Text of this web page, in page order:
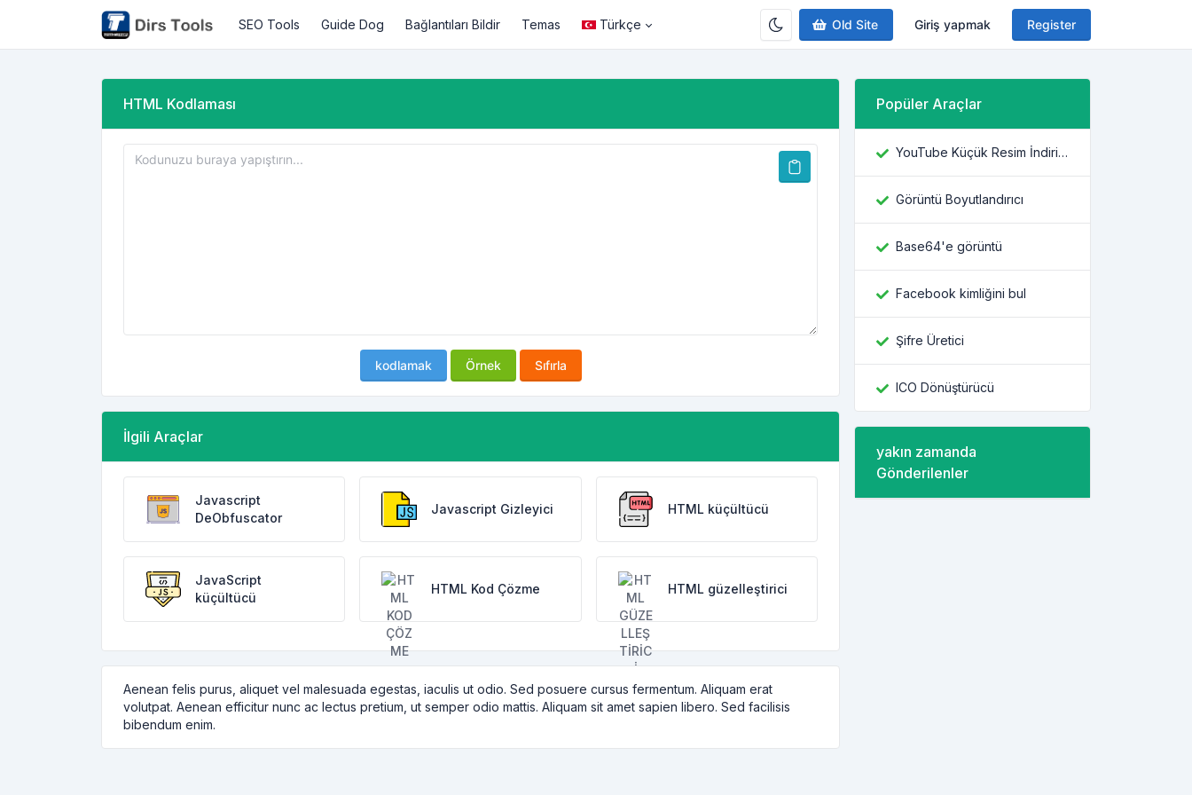
Old Site Giriş yapmak Register
SEO Tools Guide Dog Bağlantıları Bildir Temas Türkçe
HTML Kodlaması
kodlamak Örnek Sıfırla
İlgili Araçlar
Javascript
DeObfuscator
Javascript Gizleyici HTML küçültücü
JavaScript
küçültücü
HTML Kod Çözme HTML güzelleştirici
Aenean felis purus, aliquet vel malesuada egestas, iaculis ut odio. Sed posuere cursus fermentum. Aliquam erat
volutpat. Aenean efficitur nunc ac lectus pretium, ut semper odio mattis. Aliquam sit amet sapien libero. Sed facilisis
bibendum enim.
Popüler Araçlar
YouTube Küçük Resim İndiricisi
Görüntü Boyutlandırıcı
Base64'e görüntü
Facebook kimliğini bul
Şifre Üretici
ICO Dönüştürücü
yakın zamanda
Gönderilenler